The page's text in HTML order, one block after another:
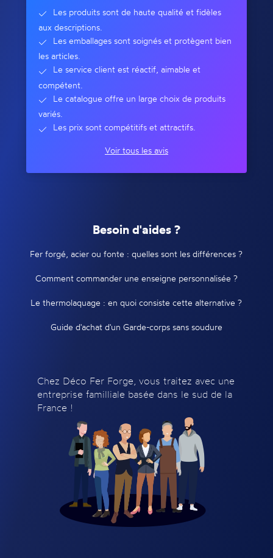
Les produits sont de haute qualité et fidèles
aux descriptions.
Les emballages sont soignés et protègent bien
les articles.
Le service client est réactif, aimable et
compétent.
Le catalogue offre un large choix de produits
variés.
Les prix sont compétitifs et attractifs.
Voir tous les avis
Besoin d'aides ?
Fer forgé, acier ou fonte : quelles sont les différences ?
Comment commander une enseigne personnalisée ?
Le thermolaquage : en quoi consiste cette alternative ?
Guide d'achat d'un Garde-corps sans soudure
Chez Déco Fer Forge, vous traitez avec une
entreprise familliale basée dans le sud de la
France !